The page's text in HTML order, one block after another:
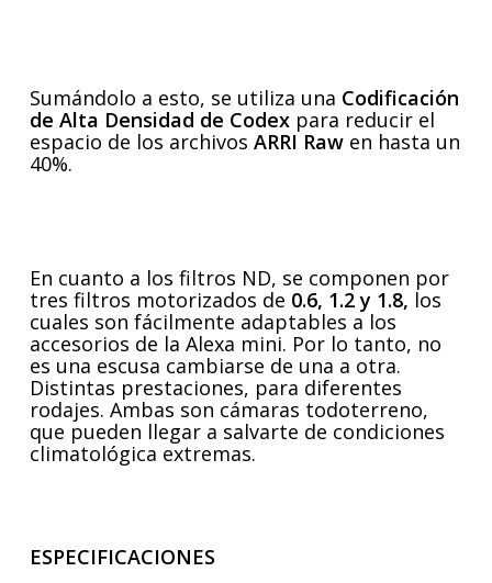
Sumándolo a esto, se utiliza una Codificación
de Alta Densidad de Codexpara reducir el
espacio de los archivos ARRI Rawen hasta un
40%.
En cuanto a los filtros ND, se componen por
tres filtros motorizados de 0.6, 1.2 y 1.8, los
cuales son fácilmente adaptables a los
accesorios de la Alexa mini. Por lo tanto, no
es una escusa cambiarse de una a otra.
Distintas prestaciones, para diferentes
rodajes. Ambas son cámaras todoterreno,
que pueden llegar a salvarte de condiciones
climatológica extremas.
ESPECIFICACIONES